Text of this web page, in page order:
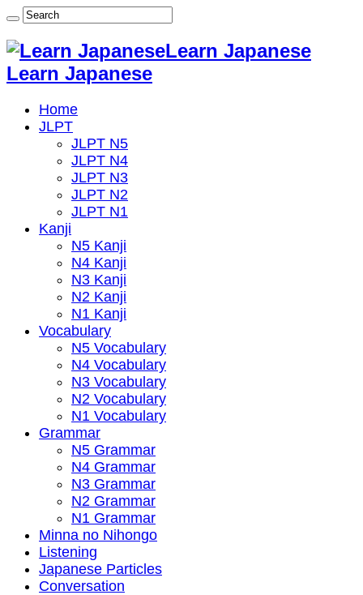
Learn Japanese
Learn Japanese
Home
JLPT
JLPT N5
JLPT N4
JLPT N3
JLPT N2
JLPT N1
Kanji
N5 Kanji
N4 Kanji
N3 Kanji
N2 Kanji
N1 Kanji
Vocabulary
N5 Vocabulary
N4 Vocabulary
N3 Vocabulary
N2 Vocabulary
N1 Vocabulary
Grammar
N5 Grammar
N4 Grammar
N3 Grammar
N2 Grammar
N1 Grammar
Minna no Nihongo
Listening
Japanese Particles
Conversation